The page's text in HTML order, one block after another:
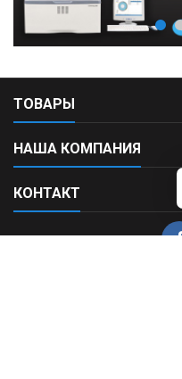
ТОВАРЫ
НАША КОМПАНИЯ
КОНТАКТ